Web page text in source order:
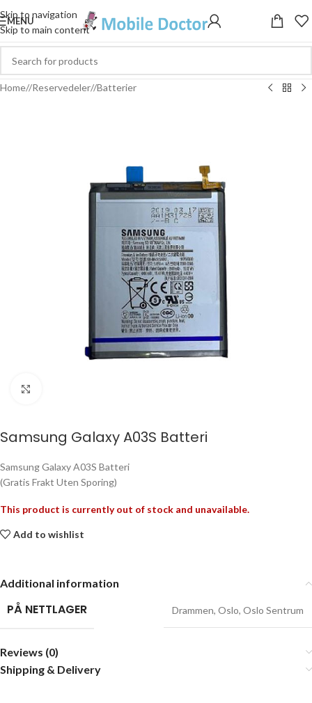
Skip to navigation
Skip to main content
MENU
Home/ Reservedeler/ Batterier
Samsung Galaxy A03S Batteri
Samsung Galaxy A03S Batteri
(Gratis Frakt Uten Sporing)
This product is currently out of stock and unavailable.
Add to wishlist
Additional information
PÅ NETTLAGER Drammen, Oslo, Oslo Sentrum
Reviews (0)
Shipping & Delivery